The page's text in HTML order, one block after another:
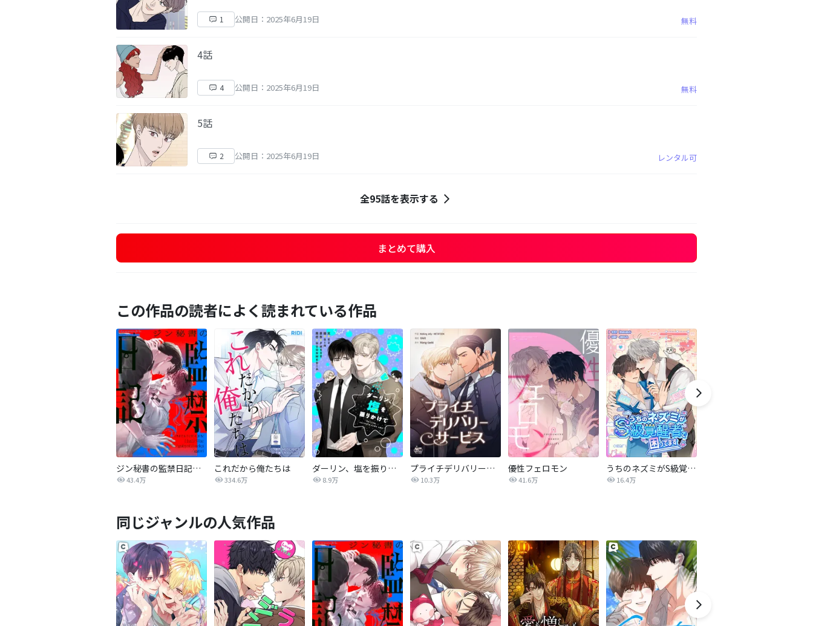
1 公開日：2025年6月19日 無料
4話
4 公開日：2025年6月19日 無料
5話
2 公開日：2025年6月19日 レンタル可
全95話を表示する
まとめて購入
この作品の読者によく読まれている作品
ジン秘書の監禁日記【タテヨミ】
43.4万
これだから俺たちは
334.6万
ダーリン、塩を振りかけて【タテヨミ】
8.9万
プライチデリバリーサービス【完全版】
10.3万
優性フェロモン
41.6万
うちのネズミがS級覚醒者で困ってます
16.4万
同じジャンルの人気作品